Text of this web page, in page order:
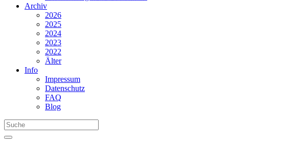
Archiv
2026
2025
2024
2023
2022
Älter
Info
Impressum
Datenschutz
FAQ
Blog